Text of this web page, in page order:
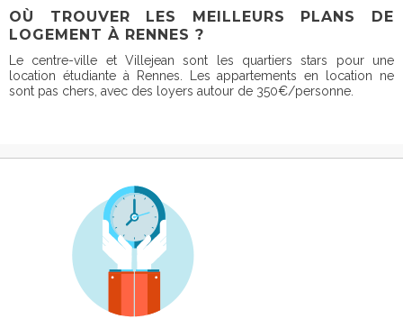
OÙ TROUVER LES MEILLEURS PLANS DE
LOGEMENT À RENNES ?
Le centre-ville et Villejean sont les quartiers stars pour une
location étudiante à Rennes. Les appartements en location ne
sont pas chers, avec des loyers autour de 350€/personne.